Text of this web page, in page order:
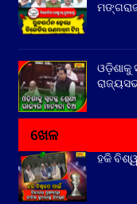
ଓଡ଼ିଶାକୁ
ଖେଳ
ହକି